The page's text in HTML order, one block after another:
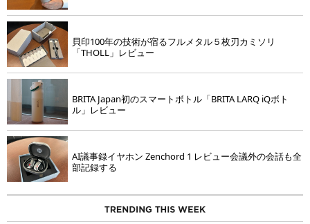
貝印100年の技術が宿るフルメタル５枚刃カミソリ
「THOLL」レビュー
BRITA Japan初のスマートボトル「BRITA LARQ iQボト
ル」レビュー
AI議事録イヤホン Zenchord 1 レビュー会議外の会話も全
部記録する